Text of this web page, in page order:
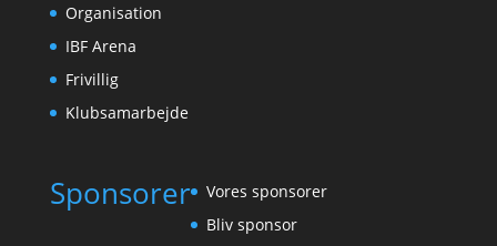
Organisation
IBF Arena
Frivillig
Klubsamarbejde
Sponsorer
Vores sponsorer
Bliv sponsor